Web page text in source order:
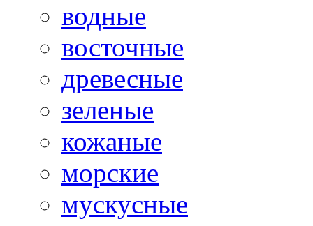
водные
восточные
древесные
зеленые
кожаные
морские
мускусные